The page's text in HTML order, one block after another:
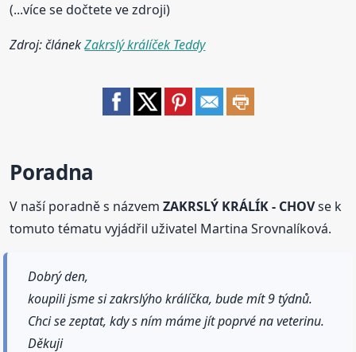
(...více se dočtete ve zdroji)
Zdroj: článekZakrslý králíček Teddy
Poradna
V naší poradně s názvemZAKRSLÝ KRÁLÍK - CHOVse k
tomuto tématu vyjádřil uživatel Martina Srovnalíková.
Dobrý den,
koupili jsme si zakrslýho králíčka, bude mít 9 týdnů.
Chci se zeptat, kdy s ním máme jít poprvé na veterinu.
Děkuji